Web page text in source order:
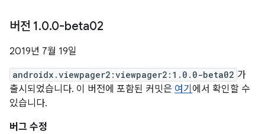
버전 1.0.0-beta02
2019년 7월 19일
androidx.viewpager2:viewpager2:1.0.0-beta02 가
출시되었습니다. 이 버전에 포함된 커밋은 여기 에서 확인할 수
있습니다.
버그 수정